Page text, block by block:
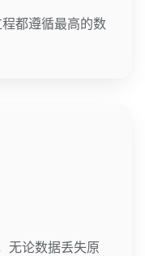
都遵循最高的数
无论数据丢失原